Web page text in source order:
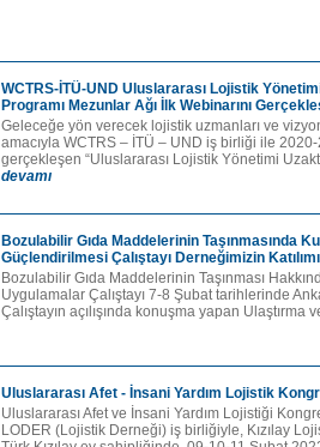
WCTRS-İTÜ-UND Uluslararası Lojistik
Programı Mezunlar Ağı İlk Webinarını
Geleceğe yön verecek lojistik uzmanları ve
amacıyla WCTRS – İTÜ – UND iş birliği ile
gerçekleşen “Uluslararası Lojistik Yönetimi
devamı
Bozulabilir Gıda Maddelerinin Taşınmasında
Güçlendirilmesi Çalıştayı Derneğimizin
Bozulabilir Gıda Maddelerinin Taşınması
Uygulamalar Çalıştayı 7-8 Şubat tarihlerinde
Çalıştayın açılışında konuşma yapan Ulaştırma
Uluslararası Afet - İnsani Yardım Lojistik
Uluslararası Afet ve İnsani Yardım Lojistiği
LODER (Lojistik Derneği) iş birliğiyle, Kızılay